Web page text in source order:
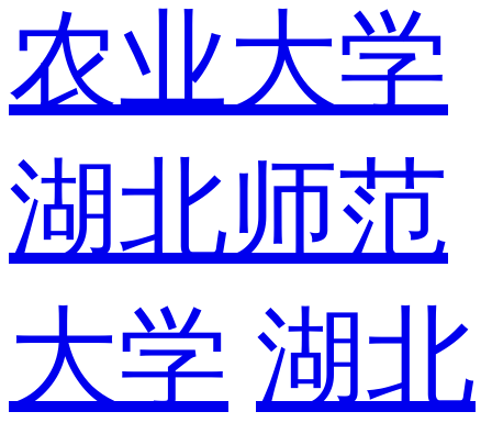
农业大学
湖北师范
大学 湖北